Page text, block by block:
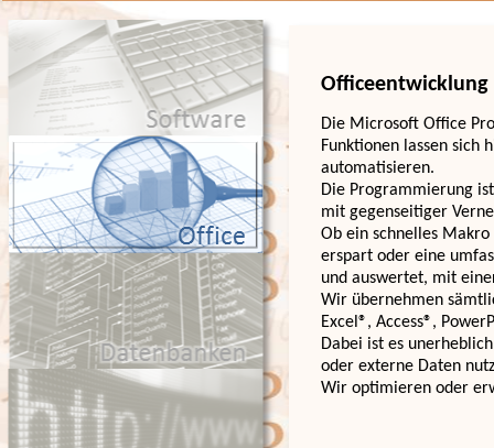
Officeentwicklung
Die Microsoft Office
Funktionen lassen sich
automatisieren.
Die Programmierung
mit gegenseitiger
Ob ein schnelles
erspart oder eine
und auswertet, mit
Wir übernehmen
Excel®, Access®,
Dabei ist es
oder externe Daten
Wir optimieren oder